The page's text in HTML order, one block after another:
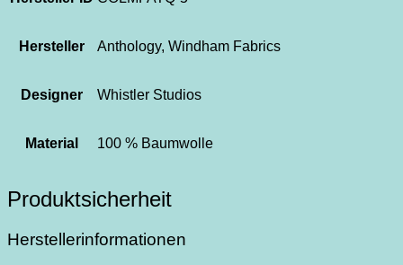
Hersteller Anthology, Windham Fabrics
Designer Whistler Studios
Material 100 % Baumwolle
Produktsicherheit
Herstellerinformationen